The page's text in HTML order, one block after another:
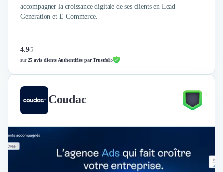
accompagner la croissance digitale de ses clients en Lead
Generation et E-Commerce.
4.9/5
sur25 avis clients Authentifiés par Trustfolio
Coudac